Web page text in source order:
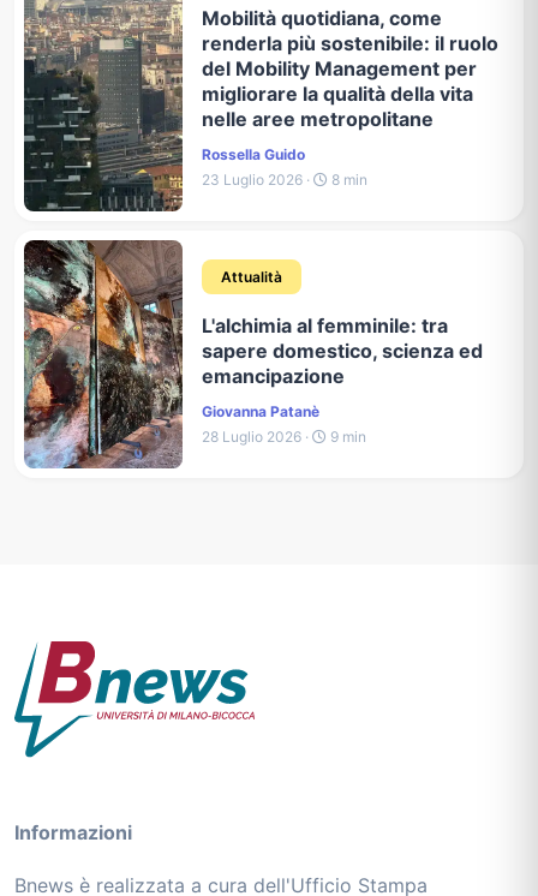
Mobilità quotidiana, come
renderla più sostenibile: il ruolo
del Mobility Management per
migliorare la qualità della vita
nelle aree metropolitane
Rossella Guido
23 Luglio 2026 ·
8 min
Attualità
L'alchimia al femminile: tra
sapere domestico, scienza ed
emancipazione
Giovanna Patanè
28 Luglio 2026 ·
9 min
Informazioni
Bnews è realizzata a cura dell'Ufficio Stampa